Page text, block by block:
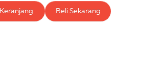
Keranjang Beli Sekarang